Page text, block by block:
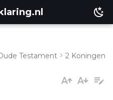
Testament 2 Koningen